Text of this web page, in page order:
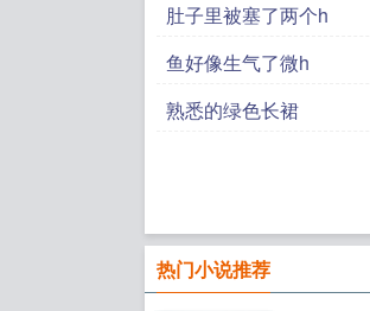
肚子里被塞了两个h
鱼好像生气了微h
熟悉的绿色长裙
热门小说推荐